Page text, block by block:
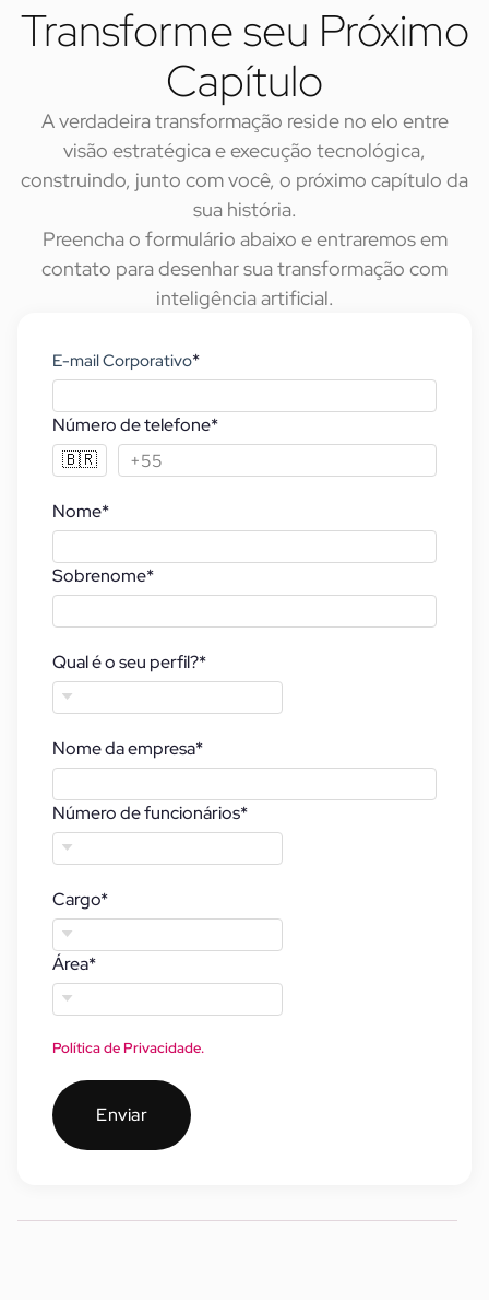
Transforme seu Próximo
Capítulo
A verdadeira transformação reside no elo entre
visão estratégica e execução tecnológica,
construindo, junto com você, o próximo capítulo da
sua história.
Preencha o formulário abaixo e entraremos em
contato para desenhar sua transformação com
inteligência artificial.
E-mail Corporativo*
Número de telefone*
🇧🇷
Nome*
Sobrenome*
Qual é o seu perfil?*
Nome da empresa*
Número de funcionários*
Cargo*
Área*
Política de Privacidade.
Enviar